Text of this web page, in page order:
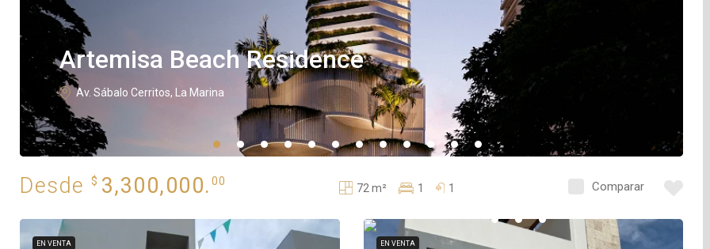
Artemisa Beach Residence
Av. Sábalo Cerritos, La Marina
Desde $ 3,300,000. 00
72 m² 1 1 Comparar
EN VENTA EN VENTA